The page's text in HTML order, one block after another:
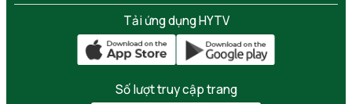
Tải ứng dụng HYTV
Số lượt truy cập trang